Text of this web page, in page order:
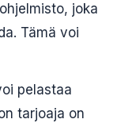
joka
Tämä voi
pelastaa
tarjoaja on